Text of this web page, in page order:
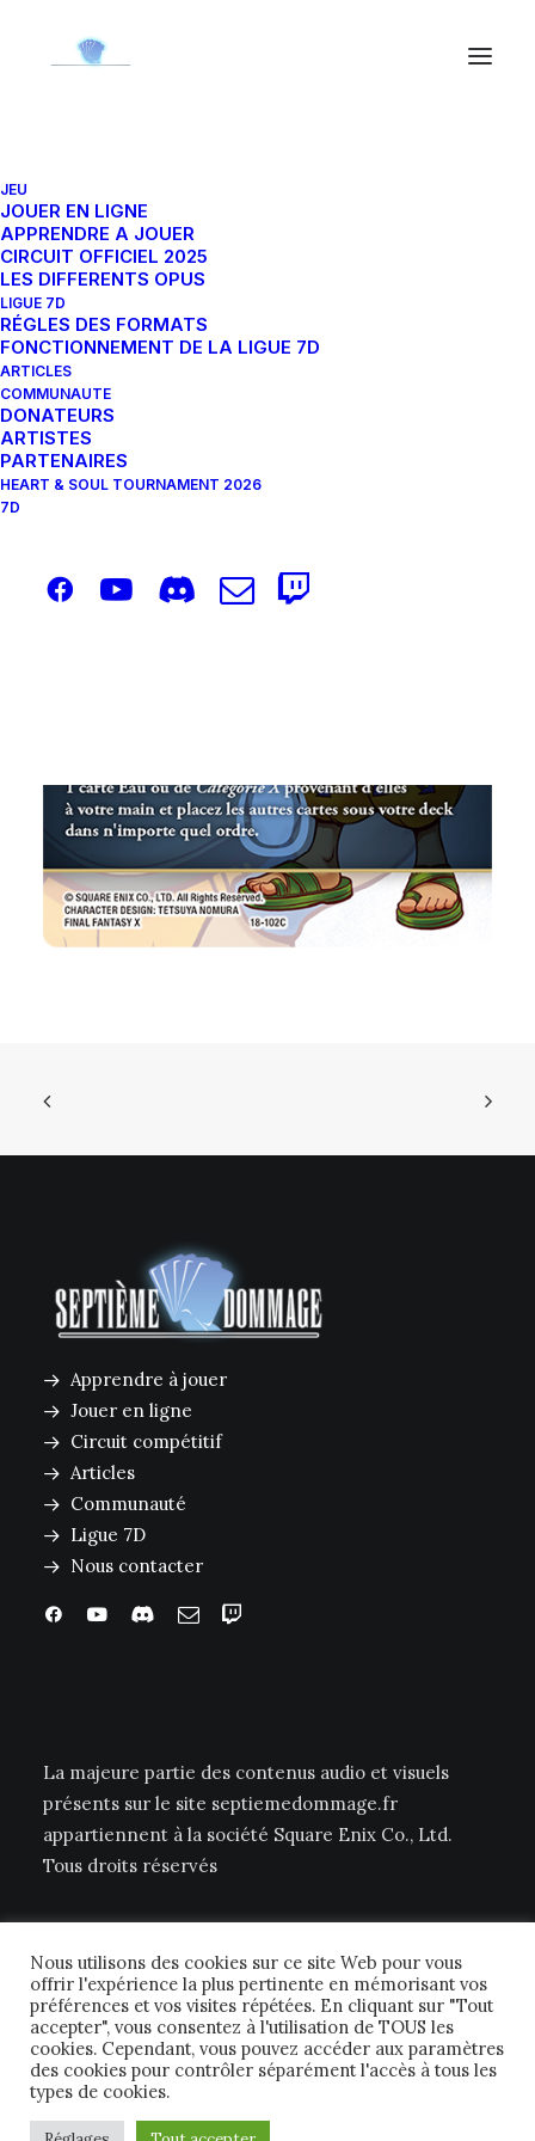
JEU
JOUER EN LIGNE
APPRENDRE A JOUER
CIRCUIT OFFICIEL 2025
LES DIFFERENTS OPUS
LIGUE 7D
RÉGLES DES FORMATS
FONCTIONNEMENT DE LA LIGUE 7D
ARTICLES
COMMUNAUTE
DONATEURS
ARTISTES
PARTENAIRES
HEART & SOUL TOURNAMENT 2026
7D
Wakka 18-102C
15 juin 2024 | ByOrion
Apprendre à jouer
Jouer en ligne
Circuit compétitif
Articles
Communauté
Ligue 7D
Nous contacter
La majeure partie des contenus audio et visuels
présents sur le site septiemedommage.fr
appartiennent à la société Square Enix Co., Ltd.
Tous droits réservés
© 2026 Septième Dommage FFTCG. | Tous droits réservés.
Nous utilisons des cookies sur ce site Web pour vous
offrir l'expérience la plus pertinente en mémorisant vos
préférences et vos visites répétées. En cliquant sur "Tout
accepter", vous consentez à l'utilisation de TOUS les
cookies. Cependant, vous pouvez accéder aux paramètres
des cookies pour contrôler séparément l'accès à tous les
types de cookies.